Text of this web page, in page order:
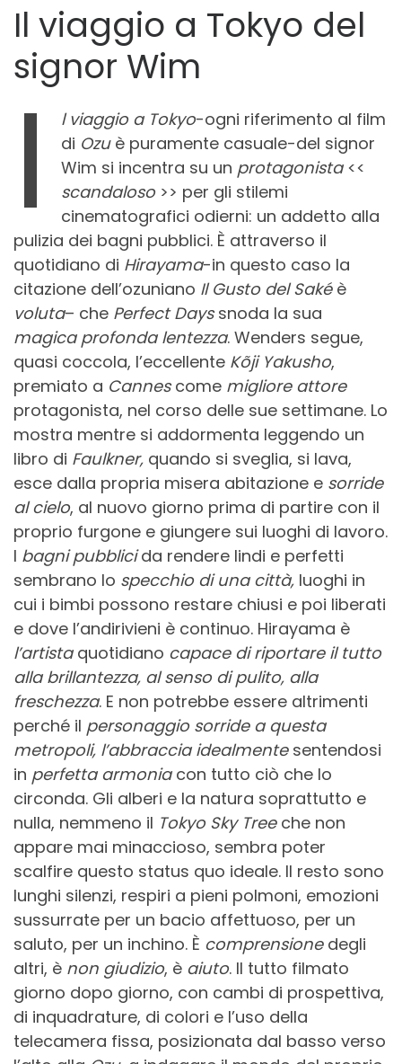
Il viaggio a Tokyo del
signor Wim
I l viaggio a Tokyo-ogni riferimento al film
di Ozuè puramente casuale-del signor
Wim si incentra su un protagonista<<
scandaloso>> per gli stilemi
cinematografici odierni: un addetto alla
pulizia dei bagni pubblici. È attraverso il
quotidiano di Hirayama-in questo caso la
citazione dell’ozuniano Il Gusto del Saké è
voluta– che Perfect Dayssnoda la sua
magica profonda lentezza. Wenders segue,
quasi coccola, l’eccellente Kõji Yakusho,
premiato a Cannescome migliore attore
protagonista, nel corso delle sue settimane. Lo
mostra mentre si addormenta leggendo un
libro di Faulkner, quando si sveglia, si lava,
esce dalla propria misera abitazione e sorride
al cielo, al nuovo giorno prima di partire con il
proprio furgone e giungere sui luoghi di lavoro.
I bagni pubblicida rendere lindi e perfetti
sembrano lo specchio di una città, luoghi in
cui i bimbi possono restare chiusi e poi liberati
e dove l’andirivieni è continuo. Hirayama è
l’artista quotidiano capace di riportare il tutto
alla brillantezza, al senso di pulito, alla
freschezza. E non potrebbe essere altrimenti
perché il personaggio sorride a questa
metropoli, l’abbraccia idealmentesentendosi
in perfetta armoniacon tutto ciò che lo
circonda. Gli alberi e la natura soprattutto e
nulla, nemmeno il Tokyo Sky Treeche non
appare mai minaccioso, sembra poter
scalfire questo status quo ideale. Il resto sono
lunghi silenzi, respiri a pieni polmoni, emozioni
sussurrate per un bacio affettuoso, per un
saluto, per un inchino. È comprensionedegli
altri, è non giudizio, è aiuto. Il tutto filmato
giorno dopo giorno, con cambi di prospettiva,
di inquadrature, di colori e l’uso della
telecamera fissa, posizionata dal basso verso